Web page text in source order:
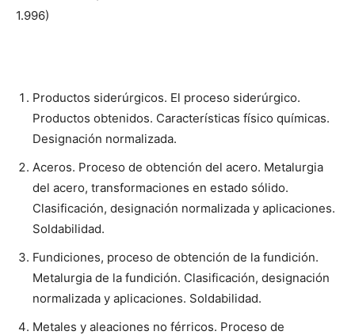
1.996)
Productos siderúrgicos. El proceso siderúrgico.
Productos obtenidos. Características físico químicas.
Designación normalizada.
Aceros. Proceso de obtención del acero. Metalurgia
del acero, transformaciones en estado sólido.
Clasificación, designación normalizada y aplicaciones.
Soldabilidad.
Fundiciones, proceso de obtención de la fundición.
Metalurgia de la fundición. Clasificación, designación
normalizada y aplicaciones. Soldabilidad.
Metales y aleaciones no férricos. Proceso de